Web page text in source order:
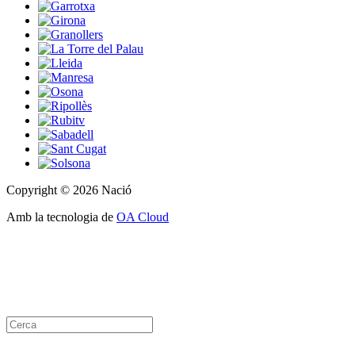
Copyright © 2026 Nació
Amb la tecnologia de OA Cloud